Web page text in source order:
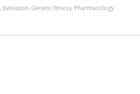
, Evolution, Genetic fitness, Pharmacology